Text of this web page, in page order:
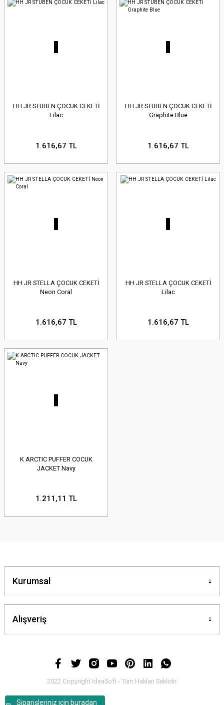
Siparişleriniz için buradan
HH JR STUBEN ÇOCUK CEKETİ
Lilac
1.616,67 TL
HH JR STUBEN ÇOCUK CEKETİ
Graphite Blue
1.616,67 TL
HH JR STELLA ÇOCUK CEKETİ
Neon Coral
1.616,67 TL
HH JR STELLA ÇOCUK CEKETİ
Lilac
1.616,67 TL
K ARCTIC PUFFER COCUK
JACKET Navy
1.211,11 TL
Kurumsal
Alışveriş
2022 Copyright IdeaSoft - Tüm Hakları Saklıdır.